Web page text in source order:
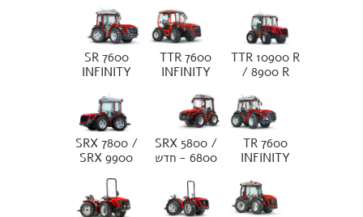
TTR 10900 R
/ 8900 R
TTR 7600
INFINITY
SR 7600
INFINITY
TR 7600
INFINITY
SRX 5800 /
6800 - חדש
SRX 7800 /
SRX 9900